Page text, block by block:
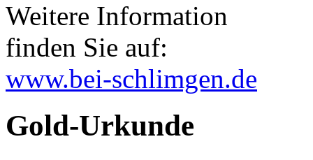
Weitere Information
finden Sie auf:
www.bei-schlimgen.de
Gold-Urkunde